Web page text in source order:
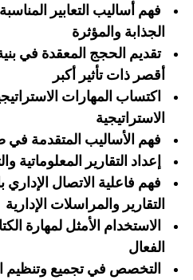
فهم أساليب التعابير
الجذابة والمؤثرة
‏تقديم الحجج المعقدة في
أقصر ذات تأثير أكبر‏
اكتساب المهارات
الاستراتيجية
فهم الأساليب المتقدمة في
إعداد التقارير المعلوماتية
فهم فاعلية الاتصال الإداري
التقارير والمراسلات الإدارية
الاستخدام الأمثل لمهارة
الفعال
التخصص في تجميع وتنظيم